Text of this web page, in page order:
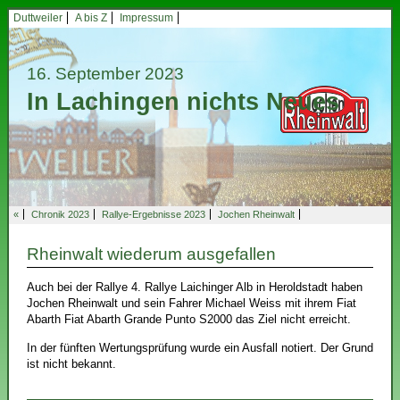
Duttweiler A bis Z Impressum
16. September 2023
In Lachingen nichts Neues
« Chronik 2023 Rallye-Ergebnisse 2023 Jochen Rheinwalt
Rheinwalt wiederum ausgefallen
Auch bei der Rallye 4. Rallye Laichinger Alb in Heroldstadt haben
Jochen Rheinwalt und sein Fahrer Michael Weiss mit ihrem Fiat
Abarth Fiat Abarth Grande Punto S2000 das Ziel nicht erreicht.
In der fünften Wertungsprüfung wurde ein Ausfall notiert. Der Grund
ist nicht bekannt.